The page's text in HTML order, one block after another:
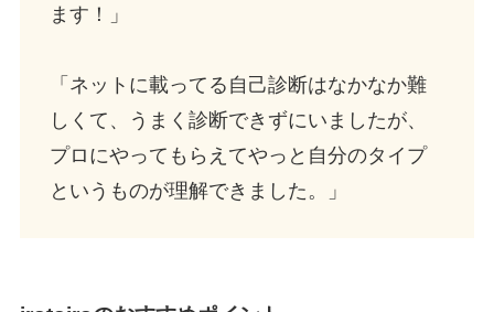
ます！」
「ネットに載ってる自己診断はなかなか難
しくて、うまく診断できずにいましたが、
プロにやってもらえてやっと自分のタイプ
というものが理解できました。」